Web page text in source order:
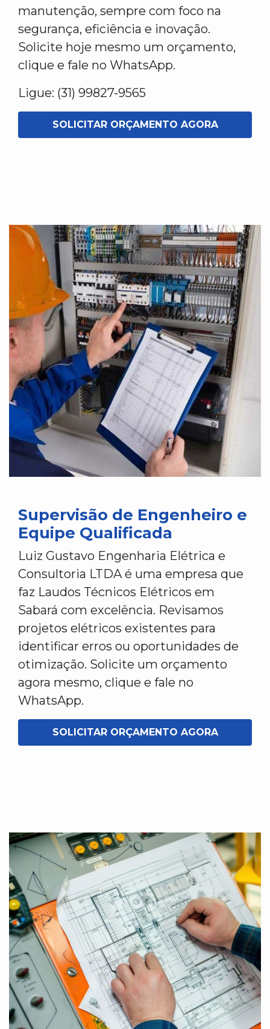
manutenção, sempre com foco na
segurança, eficiência e inovação.
Solicite hoje mesmo um orçamento,
clique e fale no WhatsApp.
Ligue: (31) 99827-9565
SOLICITAR ORÇAMENTO AGORA
Supervisão de Engenheiro e
Equipe Qualificada
Luiz Gustavo Engenharia Elétrica e
Consultoria LTDA é uma empresa que
faz Laudos Técnicos Elétricos em
Sabará com excelência. Revisamos
projetos elétricos existentes para
identificar erros ou oportunidades de
otimização. Solicite um orçamento
agora mesmo, clique e fale no
WhatsApp.
SOLICITAR ORÇAMENTO AGORA